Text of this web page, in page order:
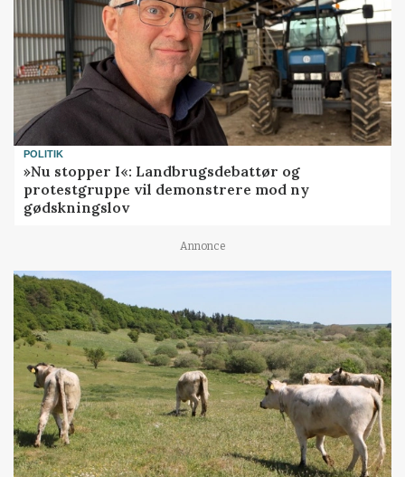
POLITIK
»Nu stopper I«: Landbrugsdebattør og
protestgruppe vil demonstrere mod ny
gødskningslov
Annonce